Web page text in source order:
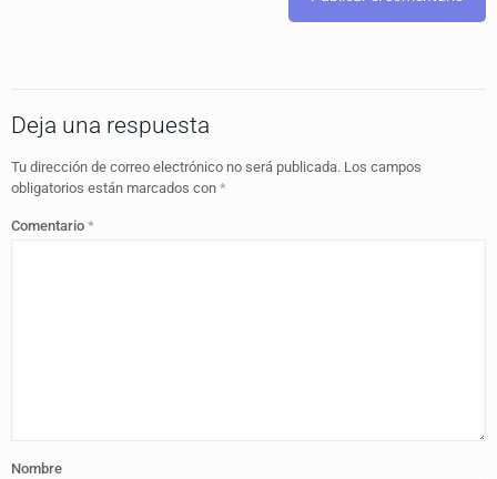
Deja una respuesta
Tu dirección de correo electrónico no será publicada. Los campos
obligatorios están marcados con *
Comentario *
Nombre